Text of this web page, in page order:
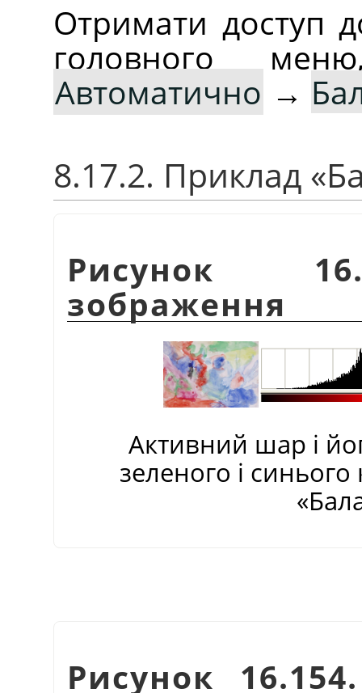
Отримати доступ
головного
Автоматично →
8.17.2. Приклад «
Рисунок
зображення
Активний шар і
зеленого і
«
Рисунок